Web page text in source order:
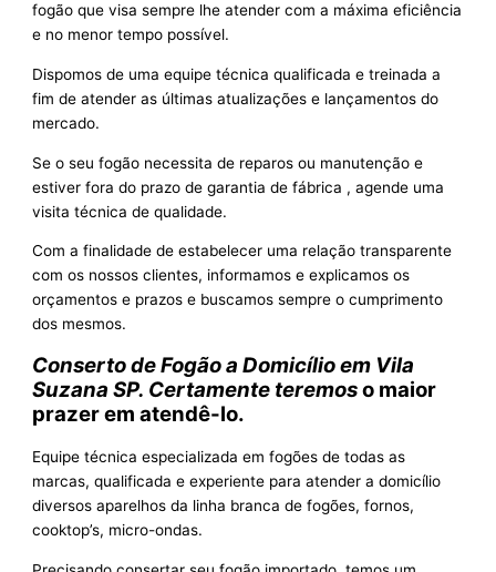
fogão que visa sempre lhe atender com a máxima eficiência
e no menor tempo possível.
Dispomos de uma equipe técnica qualificada e treinada a
fim de atender as últimas atualizações e lançamentos do
mercado.
Se o seu fogão necessita de reparos ou manutenção e
estiver fora do prazo de garantia de fábrica , agende uma
visita técnica de qualidade.
Com a finalidade de estabelecer uma relação transparente
com os nossos clientes, informamos e explicamos os
orçamentos e prazos e buscamos sempre o cumprimento
dos mesmos.
Conserto de Fogão a Domicílio em Vila
Suzana SP. Certamente teremoso maior
prazer em atendê-lo.
Equipe técnica especializada em fogões de todas as
marcas, qualificada e experiente para atender a domicílio
diversos aparelhos da linha branca de fogões, fornos,
cooktop’s, micro-ondas.